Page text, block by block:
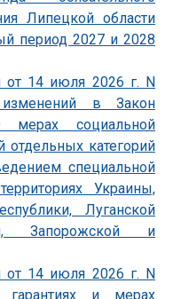
Липецкой области
период 2027 и 2028
от 14 июля 2026 г. N
в Закон
мерах социальной
категорий
специальной
Украины,
Луганской
Запорожской и
от 14 июля 2026 г. N
и мерах